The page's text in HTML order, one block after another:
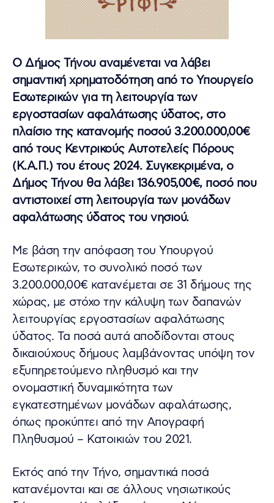
Ο Δήμος Τήνου αναμένεται να λάβει
σημαντική χρηματοδότηση από το Υπουργείο
Εσωτερικών για τη λειτουργία των
εργοστασίων αφαλάτωσης ύδατος, στο
πλαίσιο της κατανομής ποσού 3.200.000,00€
από τους Κεντρικούς Αυτοτελείς Πόρους
(Κ.Α.Π.) του έτους 2024. Συγκεκριμένα, ο
Δήμος Τήνου θα λάβει 136.905,00€, ποσό που
αντιστοιχεί στη λειτουργία των μονάδων
αφαλάτωσης ύδατος του νησιού.
Με βάση την απόφαση του Υπουργού
Εσωτερικών, το συνολικό ποσό των
3.200.000,00€ κατανέμεται σε 31 δήμους της
χώρας, με στόχο την κάλυψη των δαπανών
λειτουργίας εργοστασίων αφαλάτωσης
ύδατος. Τα ποσά αυτά αποδίδονται στους
δικαιούχους δήμους λαμβάνοντας υπόψη τον
εξυπηρετούμενο πληθυσμό και την
ονομαστική δυναμικότητα των
εγκατεστημένων μονάδων αφαλάτωσης,
όπως προκύπτει από την Απογραφή
Πληθυσμού – Κατοικιών του 2021.
Εκτός από την Τήνο, σημαντικά ποσά
κατανέμονται και σε άλλους νησιωτικούς